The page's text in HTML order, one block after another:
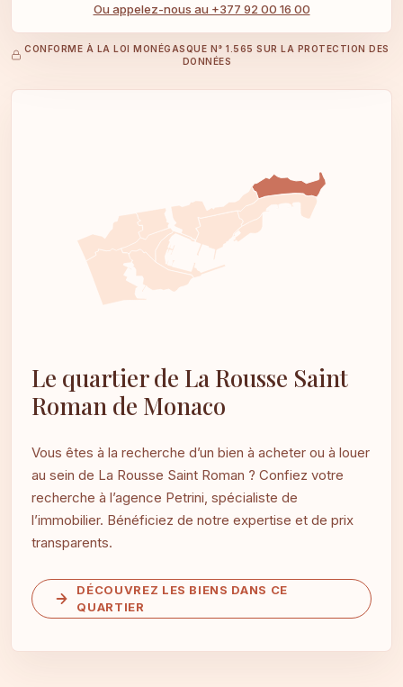
Le quartier de La Rousse Saint
Roman de Monaco
Vous êtes à la recherche d’un bien à acheter ou à louer
au sein de La Rousse Saint Roman ? Confiez votre
recherche à l’agence Petrini, spécialiste de
l’immobilier. Bénéficiez de notre expertise et de prix
transparents.
DÉCOUVREZ LES BIENS DANS CE
QUARTIER
Ou appelez-nous au +377 92 00 16 00
CONFORME À LA LOI MONÉGASQUE N° 1.565 SUR LA PROTECTION DES
DONNÉES